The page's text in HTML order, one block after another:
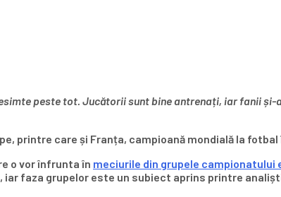
peste tot. Jucătorii sunt bine antrenați, iar fanii
printre care și Franța, campioană mondială la fotbal
o vor înfrunta în meciurile din grupele campionatului
faza grupelor este un subiect aprins printre